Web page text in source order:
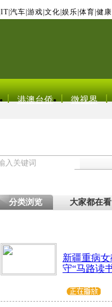
IT| 汽车 游戏 文化 娱乐 体育 健康
港澳台侨 微视界
分类浏览 大家都在看
新疆重病
守“马路读